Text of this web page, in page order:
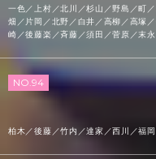
一色／上村／北川／杉山／野島／町
畑／片岡／北野／白井／高柳／高塚
崎／後藤楽／斉藤／須田／菅原／末
NO.94
柏木／後藤／竹内／達家／西川／福